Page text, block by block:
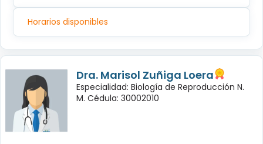
Horarios disponibles
Dra. Marisol Zuñiga Loera
Especialidad: Biología de Reproducción N.
M. Cédula: 30002010